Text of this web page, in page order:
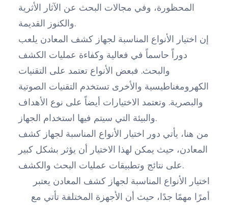
المحظورة، وفي مجالات البحث عن الآثار الأثرية
والكنوز القديمة.
إن اختيار الأنواع المناسبة لجهاز كشف المعادن يلعب
دوراً حاسماً في فعالية وكفاءة عمليات الكشف
والبحث. فبعض الأنواع تعتمد على التقنيات
الكهرومغناطيسية والأخرى تستخدم التقنيات الصوتية
والبصرية. وتعتمد الاختيارات أيضاً على نوع الأهداف
والبيئة التي سيتم فيها استخدام الجهاز.
من هنا، يأتي دور اختيار الأنواع المناسبة لجهاز كشف
المعادن، حيث يمكن لهذا الاختيار أن يؤثر بشكل كبير
على نتائج وتطبيقات عمليات البحث والكشف.
اختيار الأنواع المناسبة لجهاز كشف المعادن يعتبر
أمرًا مهمًا جدًا، حيث أن الأجهزة المختلفة تأتي مع